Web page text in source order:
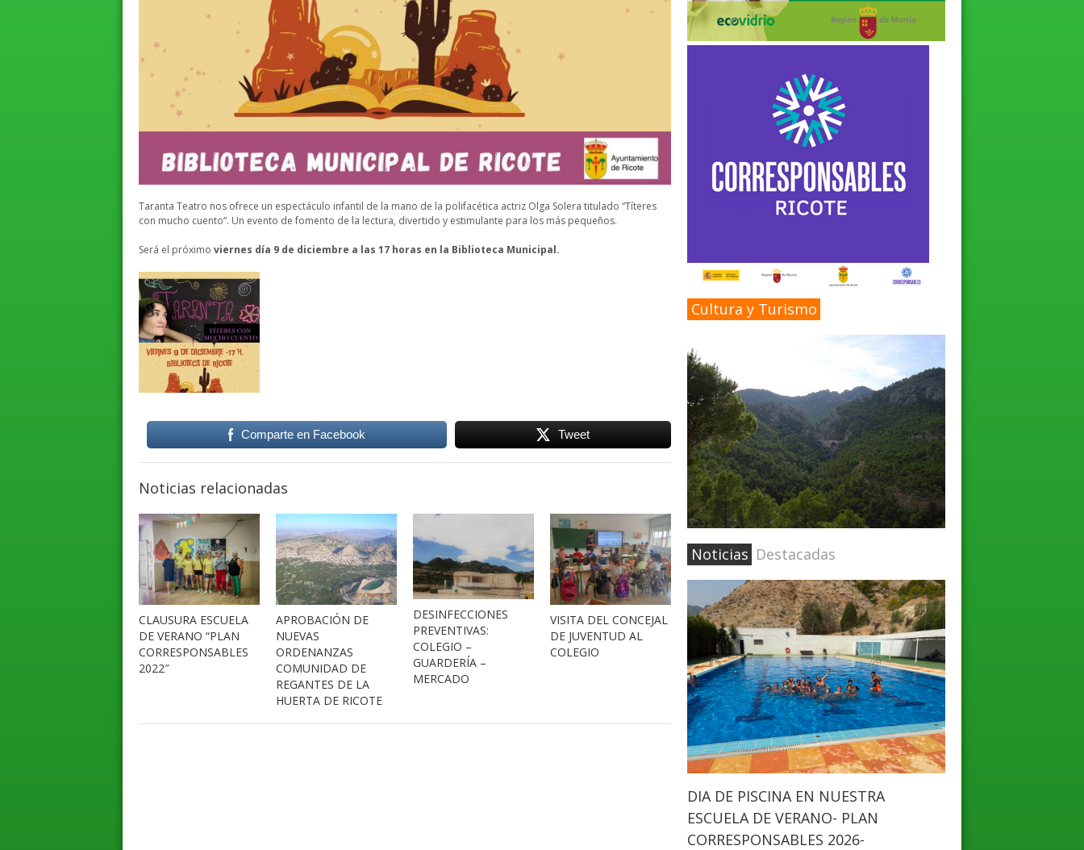
Taranta Teatro nos ofrece un espectáculo infantil de la mano de la polifacética actriz Olga Solera titulado “Títeres
con mucho cuento”. Un evento de fomento de la lectura, divertido y estimulante para los más pequeños.
Será el próximo viernes día 9 de diciembre a las 17 horas en la Biblioteca Municipal.
Comparte en Facebook Tweet
Noticias relacionadas
CLAUSURA ESCUELA
DE VERANO “PLAN
CORRESPONSABLES
2022″
APROBACIÓN DE
NUEVAS
ORDENANZAS
COMUNIDAD DE
REGANTES DE LA
HUERTA DE RICOTE
DESINFECCIONES
PREVENTIVAS:
COLEGIO –
GUARDERÍA –
MERCADO
VISITA DEL CONCEJAL
DE JUVENTUD AL
COLEGIO
Cultura y Turismo
Noticias Destacadas
DIA DE PISCINA EN NUESTRA
ESCUELA DE VERANO- PLAN
CORRESPONSABLES 2026-